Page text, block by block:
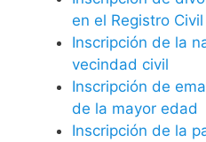
en el Registro Civil
Inscripción de la
vecindad civil
Inscripción de
de la mayor edad
Inscripción de la